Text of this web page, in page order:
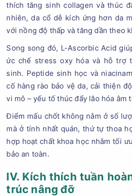
thích tăng sinh collagen và thúc
nhiên, da cổ dễ kích ứng hơn da
với nồng độ thấp và tăng dần theo
Song song đó, L-Ascorbic Acid
ức chế stress oxy hóa và hỗ trợ
sinh. Peptide sinh học và
cố hàng rào bảo vệ da, cải thiện
vi mô – yếu tố thúc đẩy lão hóa âm
Điểm mấu chốt không nằm ở số
mà ở tính nhất quán, thứ tự thoa
hợp hoạt chất khoa học nhằm tối
bảo an toàn.
IV. Kích thích tuần
trúc nâng đỡ